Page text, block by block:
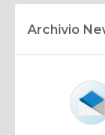
Archivio